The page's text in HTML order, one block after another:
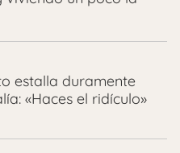
estalla duramente
«Haces el ridículo»